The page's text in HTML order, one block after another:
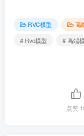
RVC模型
高
# Rvc模型
# 高端
点赞